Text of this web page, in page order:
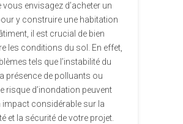
vous envisagez d’acheter un
y construire une habitation
il est crucial de bien
les conditions du sol. En effet,
tels que l’instabilité du
présence de polluants ou
risque d’inondation peuvent
impact considérable sur la
et la sécurité de votre projet.